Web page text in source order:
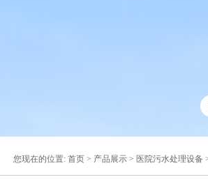
您现在的位置: 首页 > 产品展示 > 医院污水处理设备